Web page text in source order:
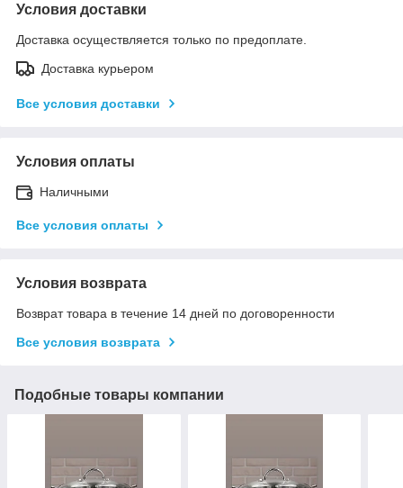
Условия доставки
Доставка осуществляется только по предоплате.
Доставка курьером
Все условия доставки
Условия оплаты
Наличными
Все условия оплаты
Условия возврата
Возврат товара в течение 14 дней по договоренности
Все условия возврата
Подобные товары компании